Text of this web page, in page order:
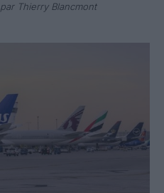
par Thierry Blancmont